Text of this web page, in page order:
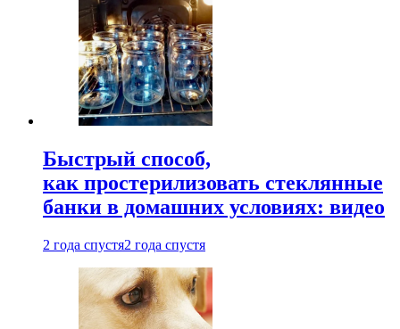
Быстрый способ,
как простерилизовать стеклянные
банки в домашних условиях: видео
2 года спустя2 года спустя